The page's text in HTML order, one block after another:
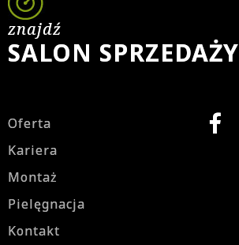
znajdź
SALON SPRZEDAŻY
Oferta
Kariera
Montaż
Pielęgnacja
Kontakt